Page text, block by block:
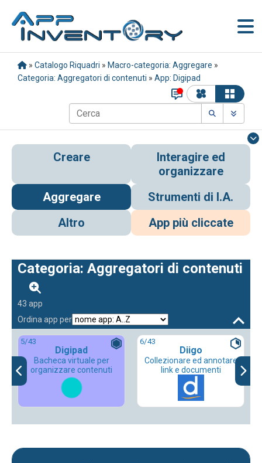
» Catalogo Riquadri » Macro-categoria: Aggregare »
Categoria: Aggregatori di contenuti » App: Digipad
Creare
Interagire ed
organizzare
Aggregare
Strumenti di I.A.
Altro
App più cliccate
Categoria: Aggregatori di contenuti
43 app
Ordina app per
5/43
Digipad
Bacheca virtuale per
organizzare contenuti
6/43
Diigo
Collezionare ed annotare
link e documenti